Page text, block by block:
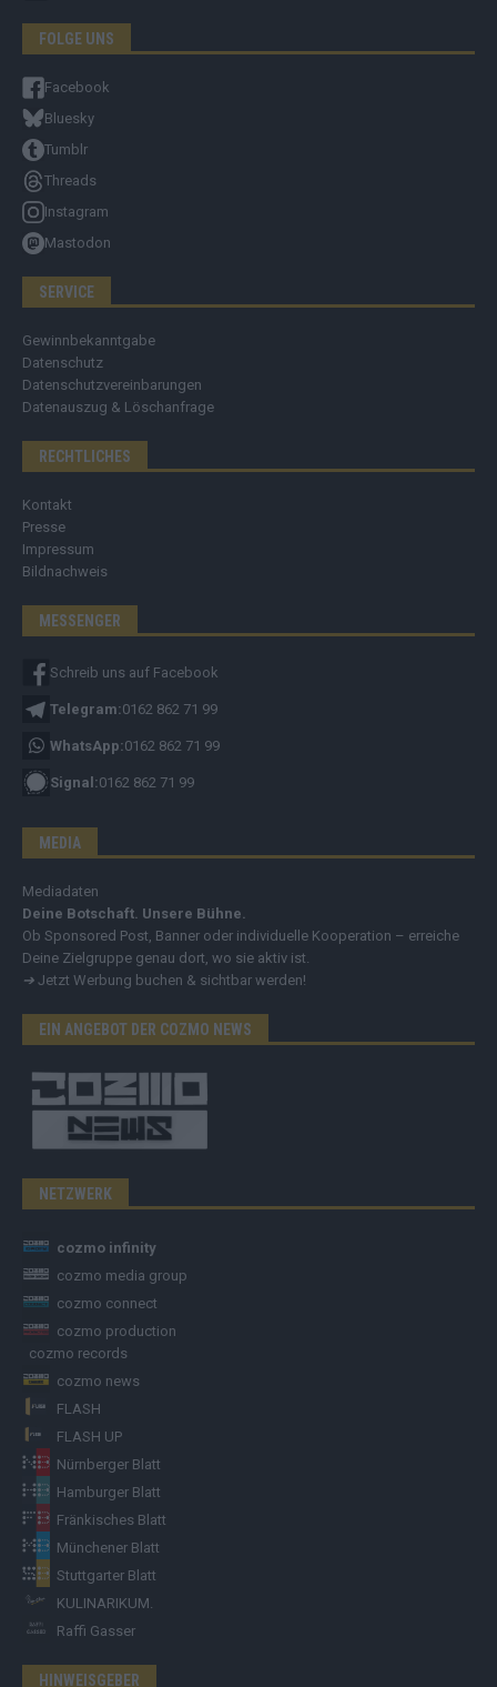
FOLGE UNS
Facebook
Bluesky
Tumblr
Threads
Instagram
Mastodon
SERVICE
Gewinnbekanntgabe
Datenschutz
Datenschutzvereinbarungen
Datenauszug & Löschanfrage
RECHTLICHES
Kontakt
Presse
Impressum
Bildnachweis
MESSENGER
Schreib uns auf Facebook
Telegram:0162 862 71 99
WhatsApp:0162 862 71 99
Signal:0162 862 71 99
MEDIA
Mediadaten
Deine Botschaft. Unsere Bühne.
Ob Sponsored Post, Banner oder individuelle Kooperation – erreiche
Deine Zielgruppe genau dort, wo sie aktiv ist.
➔ Jetzt Werbung buchen & sichtbar werden!
EIN ANGEBOT DER COZMO NEWS
NETZWERK
cozmo infinity
cozmo media group
cozmo connect
cozmo production
cozmo records
cozmo news
FLASH
FLASH UP
Nürnberger Blatt
Hamburger Blatt
Fränkisches Blatt
Münchener Blatt
Stuttgarter Blatt
KULINARIKUM.
Raffi Gasser
HINWEISGEBER